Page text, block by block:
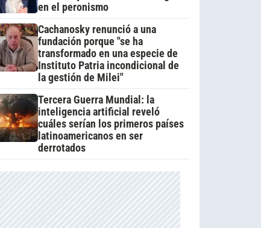
en el peronismo
Cachanosky renunció a una
fundación porque "se ha
transformado en una especie de
Instituto Patria incondicional de
la gestión de Milei"
Tercera Guerra Mundial: la
inteligencia artificial reveló
cuáles serían los primeros países
latinoamericanos en ser
derrotados